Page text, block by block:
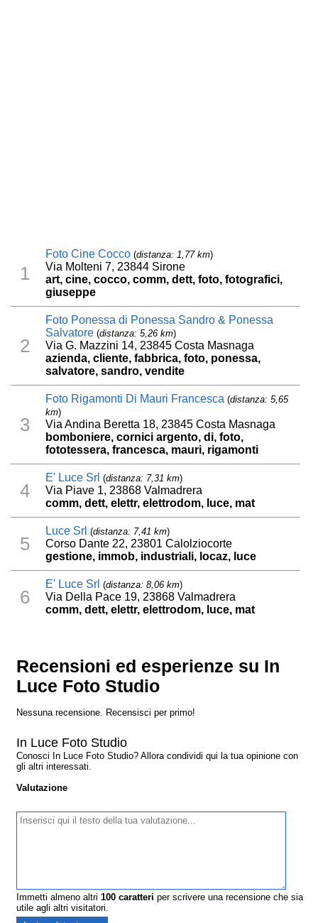
1
Foto Cine Cocco (distanza: 1,77 km)
Via Molteni 7, 23844 Sirone
art, cine, cocco, comm, dett, foto, fotografici,
giuseppe
2
Foto Ponessa di Ponessa Sandro & Ponessa
Salvatore (distanza: 5,26 km)
Via G. Mazzini 14, 23845 Costa Masnaga
azienda, cliente, fabbrica, foto, ponessa,
salvatore, sandro, vendite
3
Foto Rigamonti Di Mauri Francesca (distanza: 5,65
km)
Via Andina Beretta 18, 23845 Costa Masnaga
bomboniere, cornici argento, di, foto,
fototessera, francesca, mauri, rigamonti
4
E' Luce Srl (distanza: 7,31 km)
Via Piave 1, 23868 Valmadrera
comm, dett, elettr, elettrodom, luce, mat
5
Luce Srl (distanza: 7,41 km)
Corso Dante 22, 23801 Calolziocorte
gestione, immob, industriali, locaz, luce
6
E' Luce Srl (distanza: 8,06 km)
Via Della Pace 19, 23868 Valmadrera
comm, dett, elettr, elettrodom, luce, mat
Recensioni ed esperienze su In
Luce Foto Studio
Nessuna recensione. Recensisci per primo!
In Luce Foto Studio
Conosci In Luce Foto Studio? Allora condividi qui la tua opinione con
gli altri interessati.
Valutazione
Immetti almeno altri100 caratteri per scrivere una recensione che sia
utile agli altri visitatori.